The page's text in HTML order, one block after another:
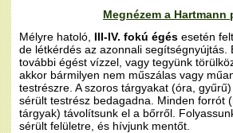
Megnézem a
Mélyre hatoló, III-IV. fokú égés esetén
de létkérdés az azonnali segítségnyújtás.
további égést vízzel, vagy tegyünk
akkor bármilyen nem műszálas vagy
testrészre. A szoros tárgyakat (óra,
sérült testrész bedagadna. Minden forrót
tárgyak) távolítsunk el a bőrről.
sérült felületre, és hívjunk mentőt.